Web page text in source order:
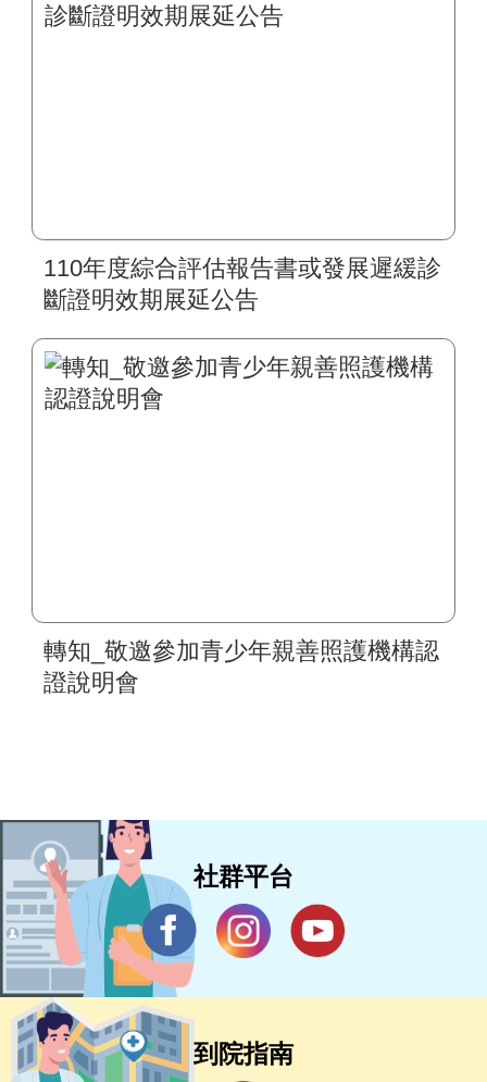
110年度綜合評估報告書或發展遲緩診
斷證明效期展延公告
轉知_敬邀參加青少年親善照護機構認
證說明會
社群平台
到院指南